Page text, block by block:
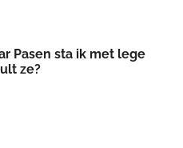
Pasen sta ik met lege
ze?